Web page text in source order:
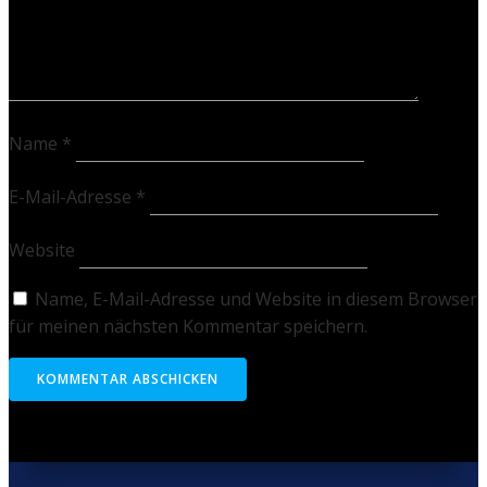
Name *
E-Mail-Adresse *
Website
Name, E-Mail-Adresse und Website in diesem Browser
für meinen nächsten Kommentar speichern.